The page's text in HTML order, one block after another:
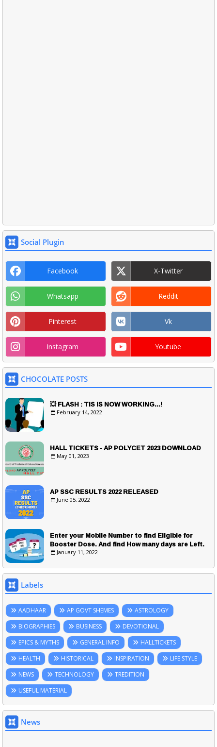
Social Plugin
Facebook X-Twitter
Whatsapp Reddit
Pinterest Vk
Instagram Youtube
CHOCOLATE POSTS
💥 FLASH : TIS IS NOW WORKING...!
February 14, 2022
HALL TICKETS - AP POLYCET 2023 DOWNLOAD
May 01, 2023
AP SSC RESULTS 2022 RELEASED
June 05, 2022
Enter your Mobile Number to find Eligible for
Booster Dose. And find How many days are Left.
January 11, 2022
Labels
AADHAAR AP GOVT SHEMES
ASTROLOGY
BIOGRAPHIES
BUSINESS
DEVOTIONAL
EPICS & MYTHS
GENERAL INFO
HALLTICKETS
HEALTH
HISTORICAL INSPIRATION
LIFE STYLE
NEWS
TECHNOLOGY
TREDITION
USEFUL MATERIAL
News